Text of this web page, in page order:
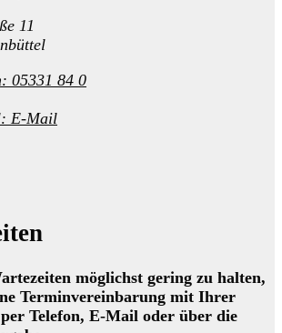
11
05331 84 0
E-Mail
möglichst gering zu halten,
Terminvereinbarung mit Ihrer
Telefon, E-Mail oder über die